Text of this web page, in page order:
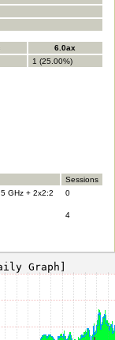
6.0ax
1 (25.00%)
Sessions
GHz + 2x2:2
0
4